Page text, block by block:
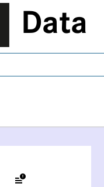
Data